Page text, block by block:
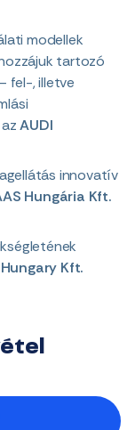
modellek
tartozó
fel-, illetve
azAUDI
innovatív
Hungária Kft.
Kft.